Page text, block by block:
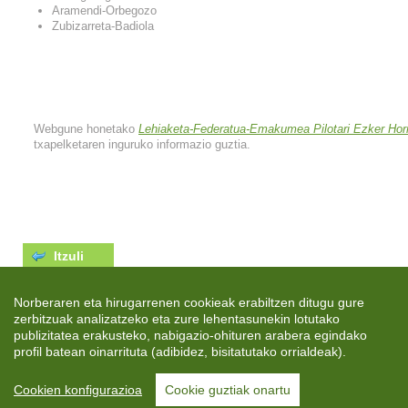
Aramendi-Orbegozo
Zubizarreta-Badiola
Webgune honetako Lehiaketa-Federatua-Emakumea Pilotari Ezker
txapelketaren inguruko informazio guztia.
Itzuli
Norberaren eta hirugarrenen cookieak erabiltzen ditugu gure
zerbitzuak analizatzeko eta zure lehentasunekin lotutako
publizitatea erakusteko, nabigazio-ohituren arabera egindako
profil batean oinarrituta (adibidez, bisitatutako orrialdeak).
Cookien konfigurazioa Cookie guztiak onartu